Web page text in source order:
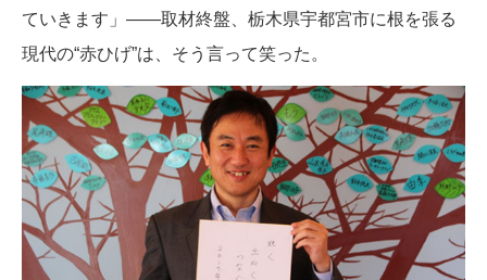
ていきます」――取材終盤、栃木県宇都宮市に根を張る
現代の“赤ひげ”は、そう言って笑った。